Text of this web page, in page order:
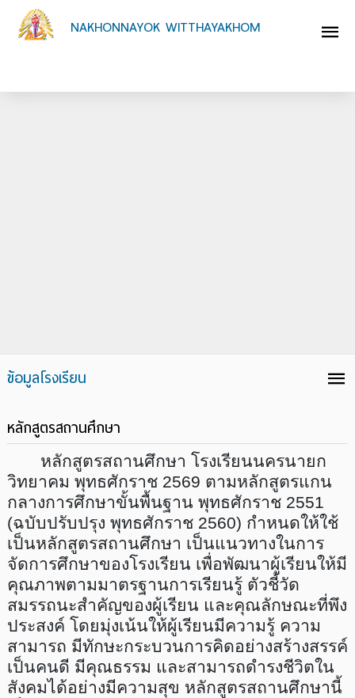
NAKHONNAYOK WITTHAYAKHOM
ข้อมูลโรงเรียน
หลักสูตรสถานศึกษา
หลักสูตรสถานศึกษา โรงเรียนนครนายก
วิทยาคม พุทธศักราช 2569 ตามหลักสูตรแกน
กลางการศึกษาขั้นพื้นฐาน พุทธศักราช 2551
(ฉบับปรับปรุง พุทธศักราช 2560) กำหนดให้ใช้
เป็นหลักสูตรสถานศึกษา เป็นแนวทางในการ
จัดการศึกษาของโรงเรียน เพื่อพัฒนาผู้เรียนให้มี
คุณภาพตามมาตรฐานการเรียนรู้ ตัวชี้วัด
สมรรถนะสำคัญของผู้เรียน และคุณลักษณะที่พึง
ประสงค์ โดยมุ่งเน้นให้ผู้เรียนมีความรู้ ความ
สามารถ มีทักษะกระบวนการคิดอย่างสร้างสรรค์
เป็นคนดี มีคุณธรรม และสามารถดำรงชีวิตใน
สังคมได้อย่างมีความสุข หลักสูตรสถานศึกษานี้